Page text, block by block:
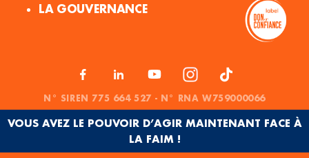
LA GOUVERNANCE
N° SIREN 775 664 527 - N° RNA W759000066
VOUS AVEZ LE POUVOIR D’AGIR MAINTENANT FACE À
LA FAIM !